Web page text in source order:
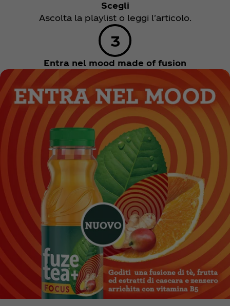
Scegli
Ascolta la playlist o leggi l'articolo.
Entra nel mood made of fusion